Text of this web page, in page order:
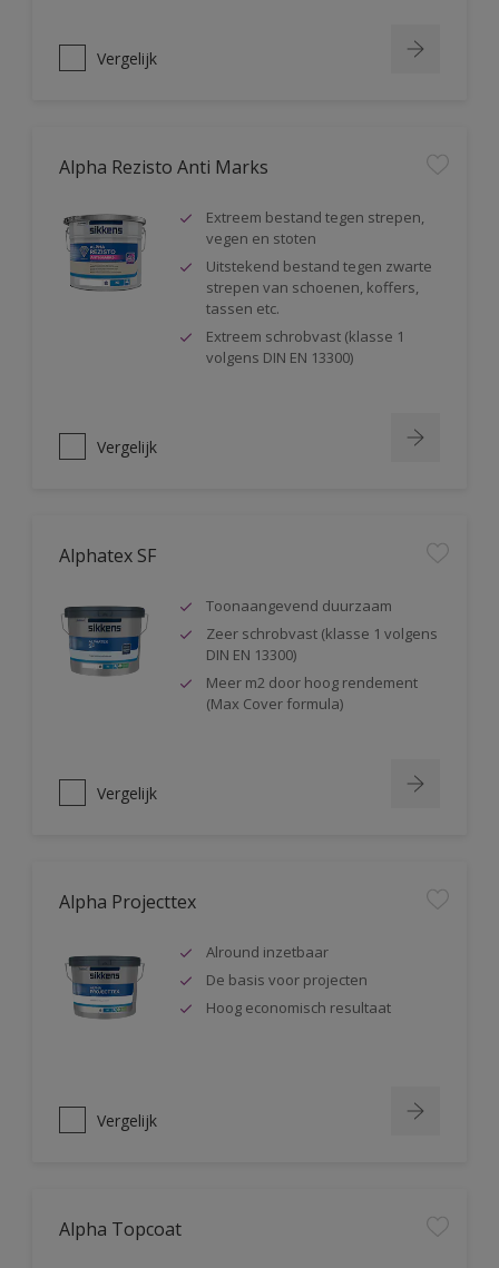
Vergelijk
Alpha Rezisto Anti Marks
Extreem bestand tegen strepen,
vegen en stoten
Uitstekend bestand tegen zwarte
strepen van schoenen, koffers,
tassen etc.
Extreem schrobvast (klasse 1
volgens DIN EN 13300)
Vergelijk
Alphatex SF
Toonaangevend duurzaam
Zeer schrobvast (klasse 1 volgens
DIN EN 13300)
Meer m2 door hoog rendement
(Max Cover formula)
Vergelijk
Alpha Projecttex
Alround inzetbaar
De basis voor projecten
Hoog economisch resultaat
Vergelijk
Alpha Topcoat